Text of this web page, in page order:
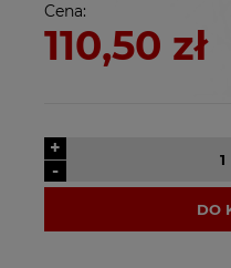
Cena:
110,50 zł
-
+
DO